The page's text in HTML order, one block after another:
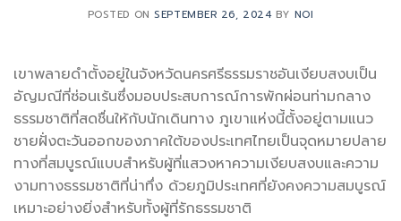
POSTED ONSEPTEMBER 26, 2024 BY NOI
เขาพลายดำตั้งอยู่ในจังหวัดนครศรีธรรมราชอันเงียบสงบเป็น
อัญมณีที่ซ่อนเร้นซึ่งมอบประสบการณ์การพักผ่อนท่ามกลาง
ธรรมชาติที่สดชื่นให้กับนักเดินทาง ภูเขาแห่งนี้ตั้งอยู่ตามแนว
ชายฝั่งตะวันออกของภาคใต้ของประเทศไทยเป็นจุดหมายปลาย
ทางที่สมบูรณ์แบบสำหรับผู้ที่แสวงหาความเงียบสงบและความ
งามทางธรรมชาติที่น่าทึ่ง ด้วยภูมิประเทศที่ยังคงความสมบูรณ์
เหมาะอย่างยิ่งสำหรับทั้งผู้ที่รักธรรมชาติ